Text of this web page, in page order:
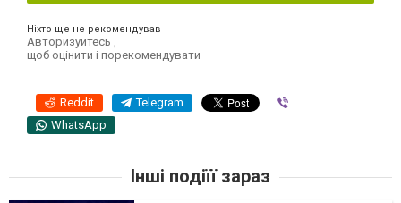
Ніхто ще не рекомендував
Авторизуйтесь
щоб оцінити і порекомендувати
Reddit Telegram
WhatsApp
Інші подіїї зараз